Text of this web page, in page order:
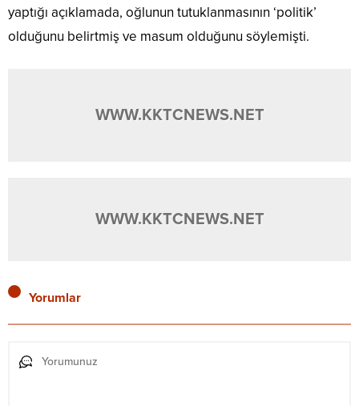
yaptığı açıklamada, oğlunun tutuklanmasının ‘politik’
olduğunu belirtmiş ve masum olduğunu söylemişti.
WWW.KKTCNEWS.NET
WWW.KKTCNEWS.NET
Yorumlar